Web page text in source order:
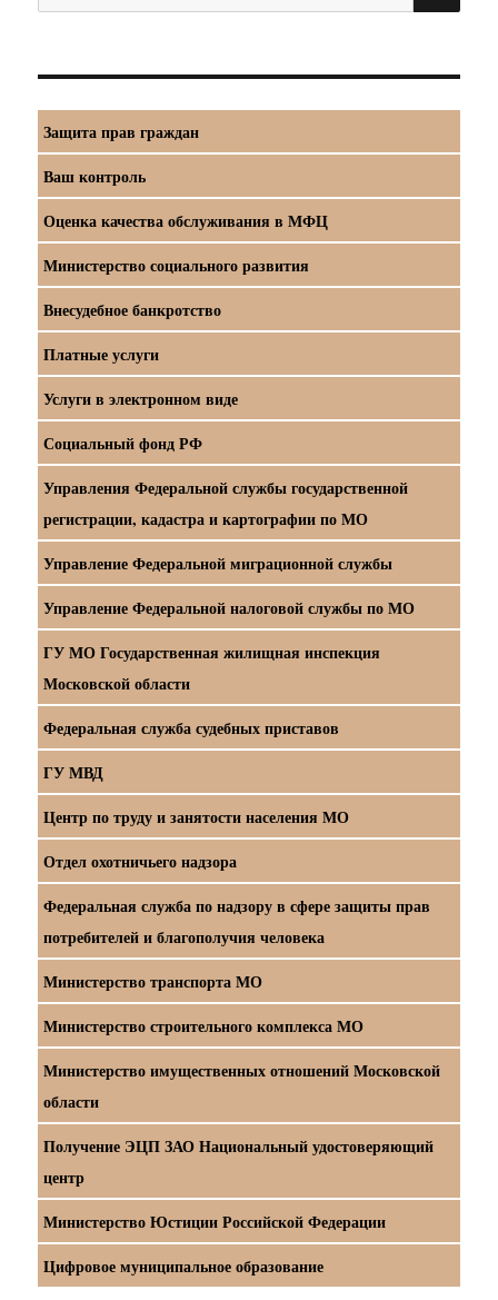
Защита прав граждан
Ваш контроль
Оценка качества обслуживания в МФЦ
Министерство социального развития
Внесудебное банкротство
Платные услуги
Услуги в электронном виде
Социальный фонд РФ
Управления Федеральной службы государственной
регистрации, кадастра и картографии по МО
Управление Федеральной миграционной службы
Управление Федеральной налоговой службы по МО
ГУ МО Государственная жилищная инспекция
Московской области
Федеральная служба судебных приставов
ГУ МВД
Центр по труду и занятости населения МО
Отдел охотничьего надзора
Федеральная служба по надзору в сфере защиты прав
потребителей и благополучия человека
Министерство транспорта МО
Министерство строительного комплекса МО
Министерство имущественных отношений Московской
области
Получение ЭЦП ЗАО Национальный удостоверяющий
центр
Министерство Юстиции Российской Федерации
Цифровое муниципальное образование